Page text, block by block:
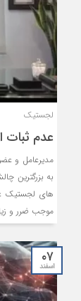
لجستیک
عدم ثبات
مدیرعامل و
به بزرگترین
های لجستیک
موجب ضرر و
۰۷
اسفند